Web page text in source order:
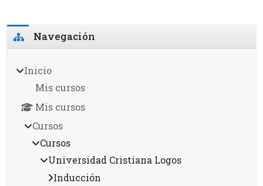
Bloques
Omitir Navegación
Navegación
Inicio
Mis cursos
Mis cursos
Cursos
Cursos
Universidad Cristiana Logos
Inducción